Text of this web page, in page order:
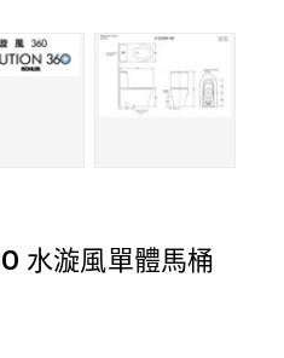
水漩風單體馬桶